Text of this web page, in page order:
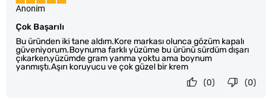
Çok Başarılı
Bu üründen iki tane aldım.Kore markası olunca gözüm kapalı
güveniyorum.Boynuma farklı yüzüme bu ürünü sürdüm dışarı
çıkarken,yüzümde gram yanma yoktu ama boynum
yanmıştı.Aşırı koruyucu ve çok güzel bir krem
Anonim
(0)
(0)